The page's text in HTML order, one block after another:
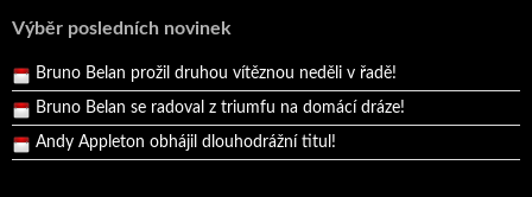
Výběr posledních novinek
Pražský přebor neskrblil překvapeními!
Bruno Belan se radoval z triumfu na domácí dráze!
Andy Appleton obhájil dlouhodrážní titul!
Reprezentační dvojice brala český titul!